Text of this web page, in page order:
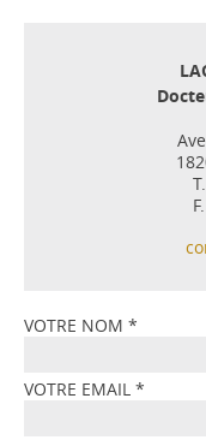
VOTRE NOM *
VOTRE EMAIL *